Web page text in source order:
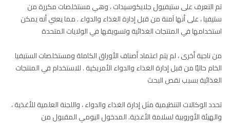
تم التعرف على ستيفيول جلايكوسيدات ، وهي مستخلصات مكررة من
ستيفيا ، على أنها آمنة من قبل إدارة الغذاء والدواء . مما يعني أنه يمكن
استخدامها في المنتجات الغذائية وتسويقها في الولايات المتحدة
من ناحية أخرى ، لم يتم اعتماد أصناف الأوراق الكاملة ومستخلصات الستيفيا
الخام حاليًا من قبل إدارة الغذاء والدواء الأمريكية . للاستخدام في المنتجات
الغذائية بسبب نقص البحث
تحدد الوكالات التنظيمية مثل إدارة الغذاء والدواء ، واللجنة العلمية للأغذية ،
والهيئة الأوروبية لسلامة الأغذية. المدخول اليومي المقبول من